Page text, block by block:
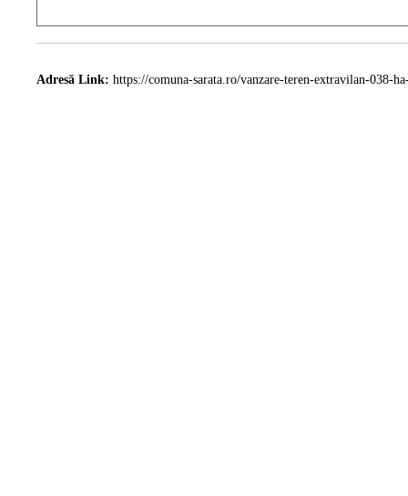
Adresă Link: https://comuna-sarata.ro/vanzare-teren-extravilan-038-